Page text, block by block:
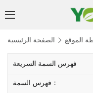
الصفحة الرئيسية الموقع
فهرس السمة السريعة
فهرس السمة：